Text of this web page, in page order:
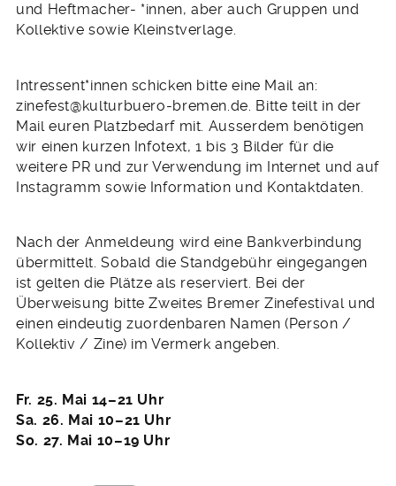
und Heftmacher- *innen, aber auch Gruppen und
Kollektive sowie Kleinstverlage.
Intressent*innen schicken bitte eine Mail an:
zinefest@kulturbuero-bremen.de. Bitte teilt in der
Mail euren Platzbedarf mit. Ausserdem benötigen
wir einen kurzen Infotext, 1 bis 3 Bilder für die
weitere PR und zur Verwendung im Internet und auf
Instagramm sowie Information und Kontaktdaten.
Nach der Anmeldeung wird eine Bankverbindung
übermittelt. Sobald die Standgebühr eingegangen
ist gelten die Plätze als reserviert. Bei der
Überweisung bitte Zweites Bremer Zinefestival und
einen eindeutig zuordenbaren Namen (Person /
Kollektiv / Zine) im Vermerk angeben.
Fr. 25. Mai 14–21 Uhr
Sa. 26. Mai 10–21 Uhr
So. 27. Mai 10–19 Uhr